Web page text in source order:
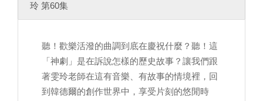
玲 第60集
聽！歡樂活潑的曲調到底在慶祝什麼？聽！這
「神劇」是在訴說怎樣的歷史故事？讓我們跟
著雯玲老師在這有音樂、有故事的情境裡，回
到韓德爾的創作世界中，享受片刻的悠閒時